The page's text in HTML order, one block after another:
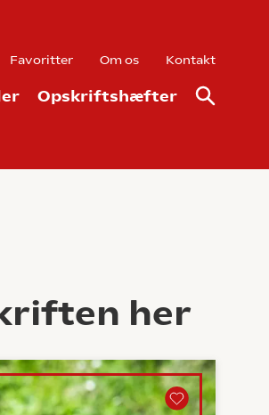
Favoritter Om os Kontakt
Opskriftshæfter
her